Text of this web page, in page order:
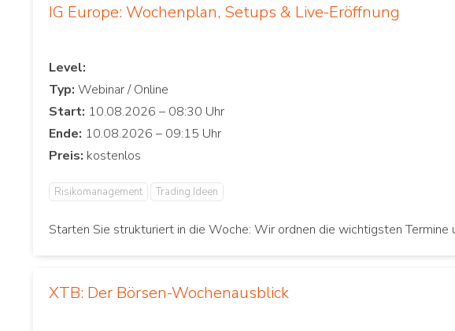
IG Europe: Wochenplan, Setups & Live-Eröffnung
Level:
Typ:
Start:
Ende:
Preis:
Risikomanagement Trading Ideen
Starten Sie strukturiert in die Woche: Wir ordnen die wichtigsten
XTB: Der Börsen-Wochenausblick